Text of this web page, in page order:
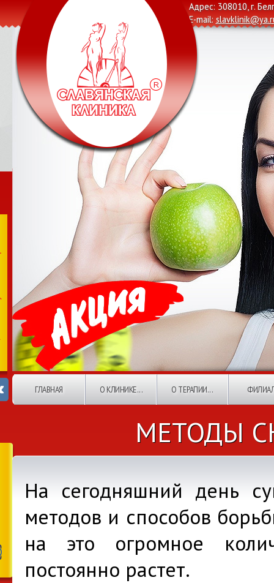
Адрес: 308010, г.
E-mail:
ГЛАВНАЯ О КЛИНИКЕ... О ТЕРАПИИ...
МЕТОДЫ
На сегодняшний день
методов и способов
на это огромное
постоянно растет.